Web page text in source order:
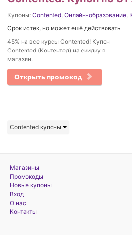
Купоны: Contented Онлайн-образование
Срок истек, но может ещё действовать
45% на все курсы Contented! Купон
Contented (Контентед) на скидку в
магазин.
Открыть промокод
Contented купоны
Магазины
Промокоды
Новые купоны
Вход
О нас
Контакты